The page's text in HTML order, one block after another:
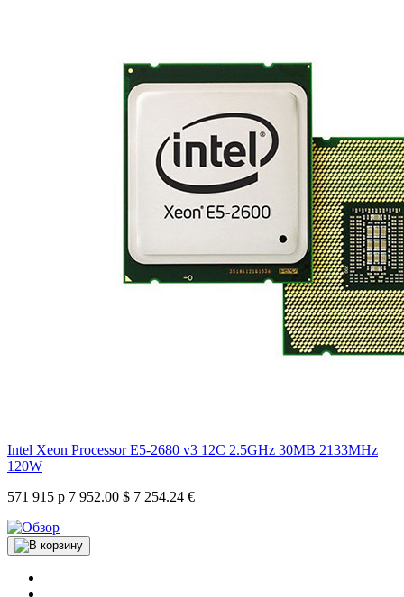
Intel Xeon Processor E5-2680 v3 12C 2.5GHz 30MB 2133MHz
120W
571 915 р 7 952.00 $ 7 254.24 €